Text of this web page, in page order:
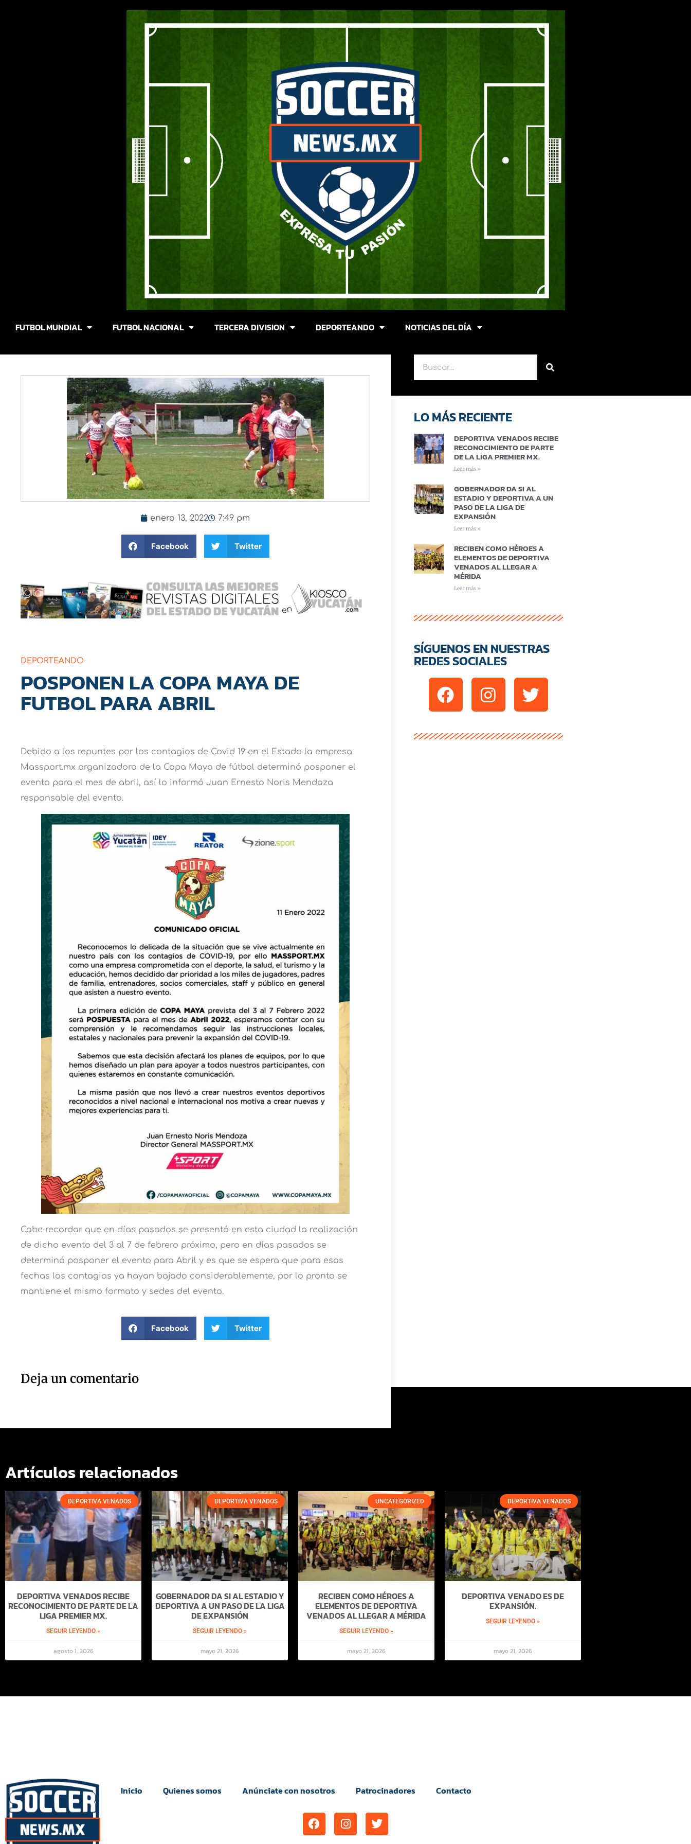
FUTBOL MUNDIAL FUTBOL NACIONAL TERCERA DIVISION DEPORTEANDO NOTICIAS DEL DÍA
enero 13, 2022 7:49 pm
Facebook Twitter
DEPORTEANDO
POSPONEN LA COPA MAYA DE
FUTBOL PARA ABRIL
Debido a los repuntes por los contagios de Covid 19 en el Estado la empresa
Massport.mx organizadora de la Copa Maya de fútbol determinó posponer el
evento para el mes de abril, así lo informó Juan Ernesto Noris Mendoza
responsable del evento.
Cabe recordar que en días pasados se presentó en esta ciudad la realización
de dicho evento del 3 al 7 de febrero próximo, pero en días pasados se
determinó posponer el evento para Abril y es que se espera que para esas
fechas los contagios ya hayan bajado considerablemente, por lo pronto se
mantiene el mismo formato y sedes del evento.
Facebook Twitter
Deja un comentario
LO MÁS RECIENTE
DEPORTIVA VENADOS RECIBE
RECONOCIMIENTO DE PARTE
DE LA LIGA PREMIER MX.
Leer más »
GOBERNADOR DA SI AL
ESTADIO Y DEPORTIVA A UN
PASO DE LA LIGA DE
EXPANSIÓN
Leer más »
RECIBEN COMO HÉROES A
ELEMENTOS DE DEPORTIVA
VENADOS AL LLEGAR A
MÉRIDA
Leer más »
SÍGUENOS EN NUESTRAS
REDES SOCIALES
Artículos relacionados
DEPORTIVA VENADOS
DEPORTIVA VENADOS RECIBE
RECONOCIMIENTO DE PARTE DE LA
LIGA PREMIER MX.
SEGUIR LEYENDO »
agosto 1, 2026
DEPORTIVA VENADOS
GOBERNADOR DA SI AL ESTADIO Y
DEPORTIVA A UN PASO DE LA LIGA
DE EXPANSIÓN
SEGUIR LEYENDO »
mayo 21, 2026
UNCATEGORIZED
RECIBEN COMO HÉROES A
ELEMENTOS DE DEPORTIVA
VENADOS AL LLEGAR A MÉRIDA
SEGUIR LEYENDO »
mayo 21, 2026
DEPORTIVA VENADOS
DEPORTIVA VENADO ES DE
EXPANSIÓN.
SEGUIR LEYENDO »
mayo 21, 2026
Inicio Quienes somos Anúnciate con nosotros Patrocinadores Contacto